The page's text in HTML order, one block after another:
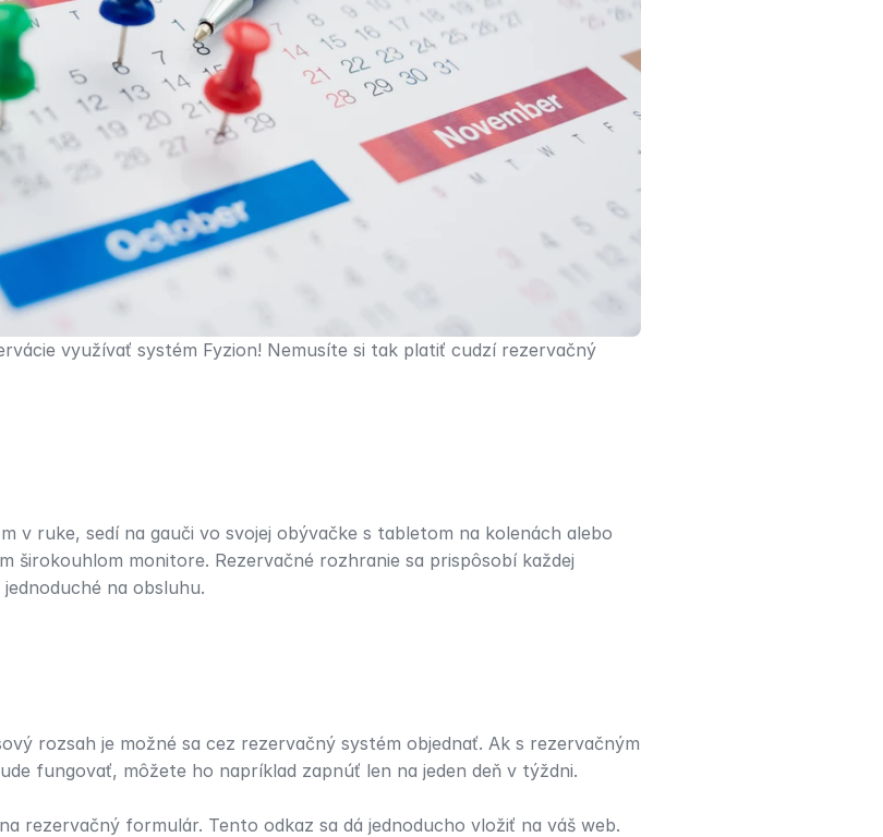
využívať systém Fyzion! Nemusíte si tak platiť cudzí rezervačný
v ruke, sedí na gauči vo svojej obývačke s tabletom na kolenách alebo
širokouhlom monitore. Rezervačné rozhranie sa prispôsobí každej
na obsluhu.
rozsah je možné sa cez rezervačný systém objednať. Ak s rezervačným
fungovať, môžete ho napríklad zapnúť len na jeden deň v týždni.
rezervačný formulár. Tento odkaz sa dá jednoducho vložiť na váš web.